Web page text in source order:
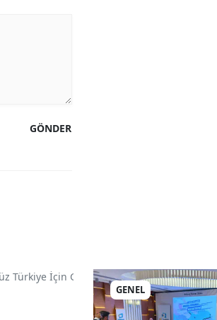
GÖNDER
Türkiye İçin Gece Mesaisi
GENEL